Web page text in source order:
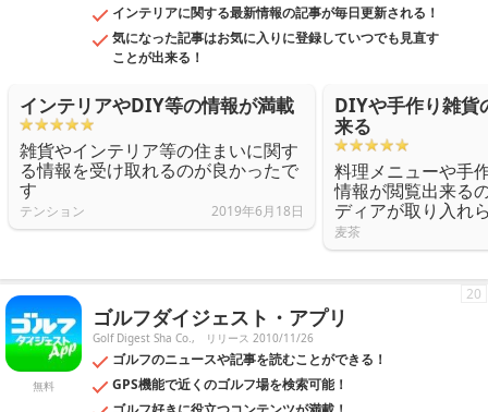
インテリアに関する最新情報の記事が毎日更新される！
気になった記事はお気に入りに登録していつでも見直す
ことが出来る！
インテリアやDIY等の情報が満載
雑貨やインテリア等の住まいに関す
る情報を受け取れるのが良かったで
す
テンション 2019年6月18日
DIYや手作り雑貨
来る
料理メニューや手
情報が閲覧出来る
ディアが取り入れ
麦茶
無料
ゴルフダイジェスト・アプリ
Golf Digest Sha Co., リリース 2010/11/26
ゴルフのニュースや記事を読むことができる！
GPS機能で近くのゴルフ場を検索可能！
20